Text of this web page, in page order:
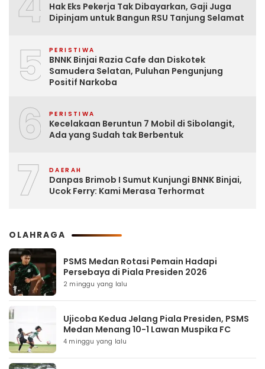
Hak Eks Pekerja Tak Dibayarkan, Gaji Juga
Dipinjam untuk Bangun RSU Tanjung Selamat
5 PERISTIWA
BNNK Binjai Razia Cafe dan Diskotek
Samudera Selatan, Puluhan Pengunjung
Positif Narkoba
6 PERISTIWA
Kecelakaan Beruntun 7 Mobil di Sibolangit,
Ada yang Sudah tak Berbentuk
7 DAERAH
Danpas Brimob I Sumut Kunjungi BNNK Binjai,
Ucok Ferry: Kami Merasa Terhormat
OLAHRAGA
PSMS Medan Rotasi Pemain Hadapi
Persebaya di Piala Presiden 2026
2 minggu yang lalu
Ujicoba Kedua Jelang Piala Presiden, PSMS
Medan Menang 10-1 Lawan Muspika FC
4 minggu yang lalu